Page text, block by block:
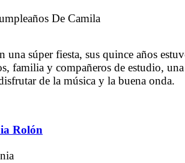
una súper fiesta, sus quince años
familia y compañeros de estudio, una
de la música y la buena onda.
Rolón